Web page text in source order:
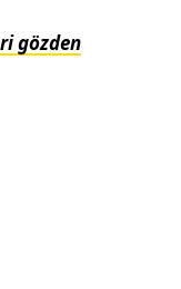
gözden